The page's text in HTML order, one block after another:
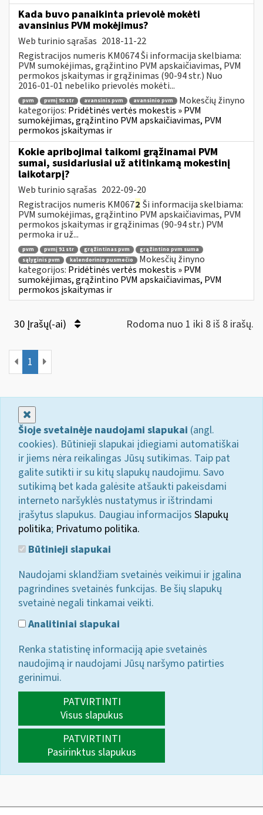
Kada buvo panaikinta prievolė mokėti
avansinius PVM mokėjimus?
Web turinio sąrašas 2018-11-22
Registracijos numeris KM0674 Ši informacija skelbiama:
PVM sumokėjimas, grąžintino PVM apskaičiavimas, PVM
permokos įskaitymas ir grąžinimas (90-94 str.) Nuo
2016-01-01 nebeliko prievolės mokėti...
pvm pvmį 90 str avansinis pvm avansinio pvm
Mokesčių žinyno
kategorijos: Pridėtinės vertės mokestis » PVM
sumokėjimas, grąžintino PVM apskaičiavimas, PVM
permokos įskaitymas ir
Kokie apribojimai taikomi grąžinamai PVM
sumai, susidariusiai už atitinkamą mokestinį
laikotarpį?
Web turinio sąrašas 2022-09-20
Registracijos numeris KM0672 Ši informacija skelbiama:
PVM sumokėjimas, grąžintino PVM apskaičiavimas, PVM
permokos įskaitymas ir grąžinimas (90-94 str.) PVM
permoka ir už...
pvm pvmį 91 str grąžintinas pvm
grąžintino pvm suma
sąlyginis pvm
kalendorinio pusmečio
Mokesčių žinyno
kategorijos: Pridėtinės vertės mokestis » PVM
sumokėjimas, grąžintino PVM apskaičiavimas, PVM
permokos įskaitymas ir
30 Įrašų(-ai) Rodoma nuo 1 iki 8 iš 8 irašų.
1
Šioje svetainėje naudojami slapukai (angl.
cookies). Būtinieji slapukai įdiegiami automatiškai
ir jiems nėra reikalingas Jūsų sutikimas. Taip pat
galite sutikti ir su kitų slapukų naudojimu. Savo
sutikimą bet kada galėsite atšaukti pakeisdami
interneto naršyklės nustatymus ir ištrindami
įrašytus slapukus. Daugiau informacijos Slapukų
politika; Privatumo politika.
Būtinieji slapukai
Naudojami sklandžiam svetainės veikimui ir įgalina
pagrindines svetainės funkcijas. Be šių slapukų
svetainė negali tinkamai veikti.
Analitiniai slapukai
Renka statistinę informaciją apie svetainės
naudojimą ir naudojami Jūsų naršymo patirties
gerinimui.
PATVIRTINTI
Visus slapukus
PATVIRTINTI
Pasirinktus slapukus